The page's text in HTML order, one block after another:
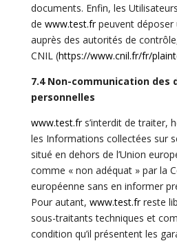
documents. Enfin, les Utilisateurs
de www.test.frpeuvent déposer
auprès des autorités de
CNIL (https://www.cnil.fr/fr/
7.4 Non-communication des
personnelles
www.test.frs’interdit de traiter,
les Informations collectées sur
situé en dehors de l’Union
comme « non adéquat » par la
européenne sans en informer
Pour autant, www.test.fr reste
sous-traitants techniques et
condition qu’il présentent les